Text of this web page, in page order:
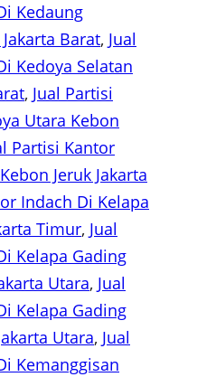
Kedaung
Barat, Jual
Kedoya Selatan
, Jual Partisi
Utara Kebon
Partisi Kantor
Jeruk Jakarta
Indach Di Kelapa
Timur, Jual
Kelapa Gading
Utara, Jual
Kelapa Gading
Utara, Jual
Kemanggisan